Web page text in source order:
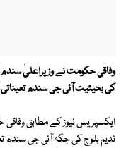
وفاقی حکومت نے وزیراعلیٰ سندھ
کی بحیثیت آئی جی سندھ
ایکسپریس نیوز کے مطابق وفاقی
ندیم بلوچ کی جگہ آئی جی سندھ